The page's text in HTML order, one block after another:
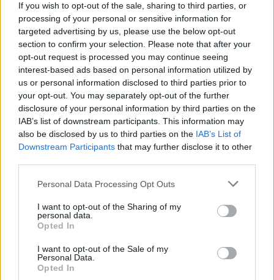
If you wish to opt-out of the sale, sharing to third parties, or
processing of your personal or sensitive information for
targeted advertising by us, please use the below opt-out
section to confirm your selection. Please note that after your
opt-out request is processed you may continue seeing
interest-based ads based on personal information utilized by
us or personal information disclosed to third parties prior to
your opt-out. You may separately opt-out of the further
disclosure of your personal information by third parties on the
IAB’s list of downstream participants. This information may
also be disclosed by us to third parties on the IAB’s List of
Downstream Participants that may further disclose it to other
Personal Data Processing Opt Outs
I want to opt-out of the Sharing of my
personal data.
Opted In
I want to opt-out of the Sale of my
Personal Data.
Opted In
πάντα δίπλα μας όπως και όλους
αυτούς τους αφανείς ήρωες Και να
θυμάσαι πως αν τα όνειρα σου δεν σε
τρομάζουν τότε δεν είναι αρκετά
μεγάλα», έγραψε ο Ντάνιελ Νούρκα.
Δείτε την ανάρτηση που έκανε:
Δείτε αυτή τη δημοσίευση